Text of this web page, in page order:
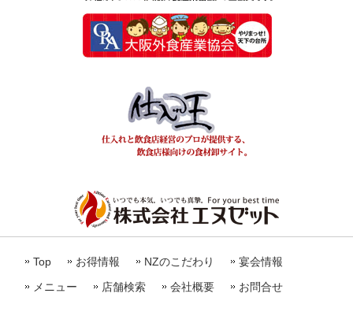
Top お得情報 NZのこだわり 宴会情報
メニュー 店舗検索 会社概要 お問合せ